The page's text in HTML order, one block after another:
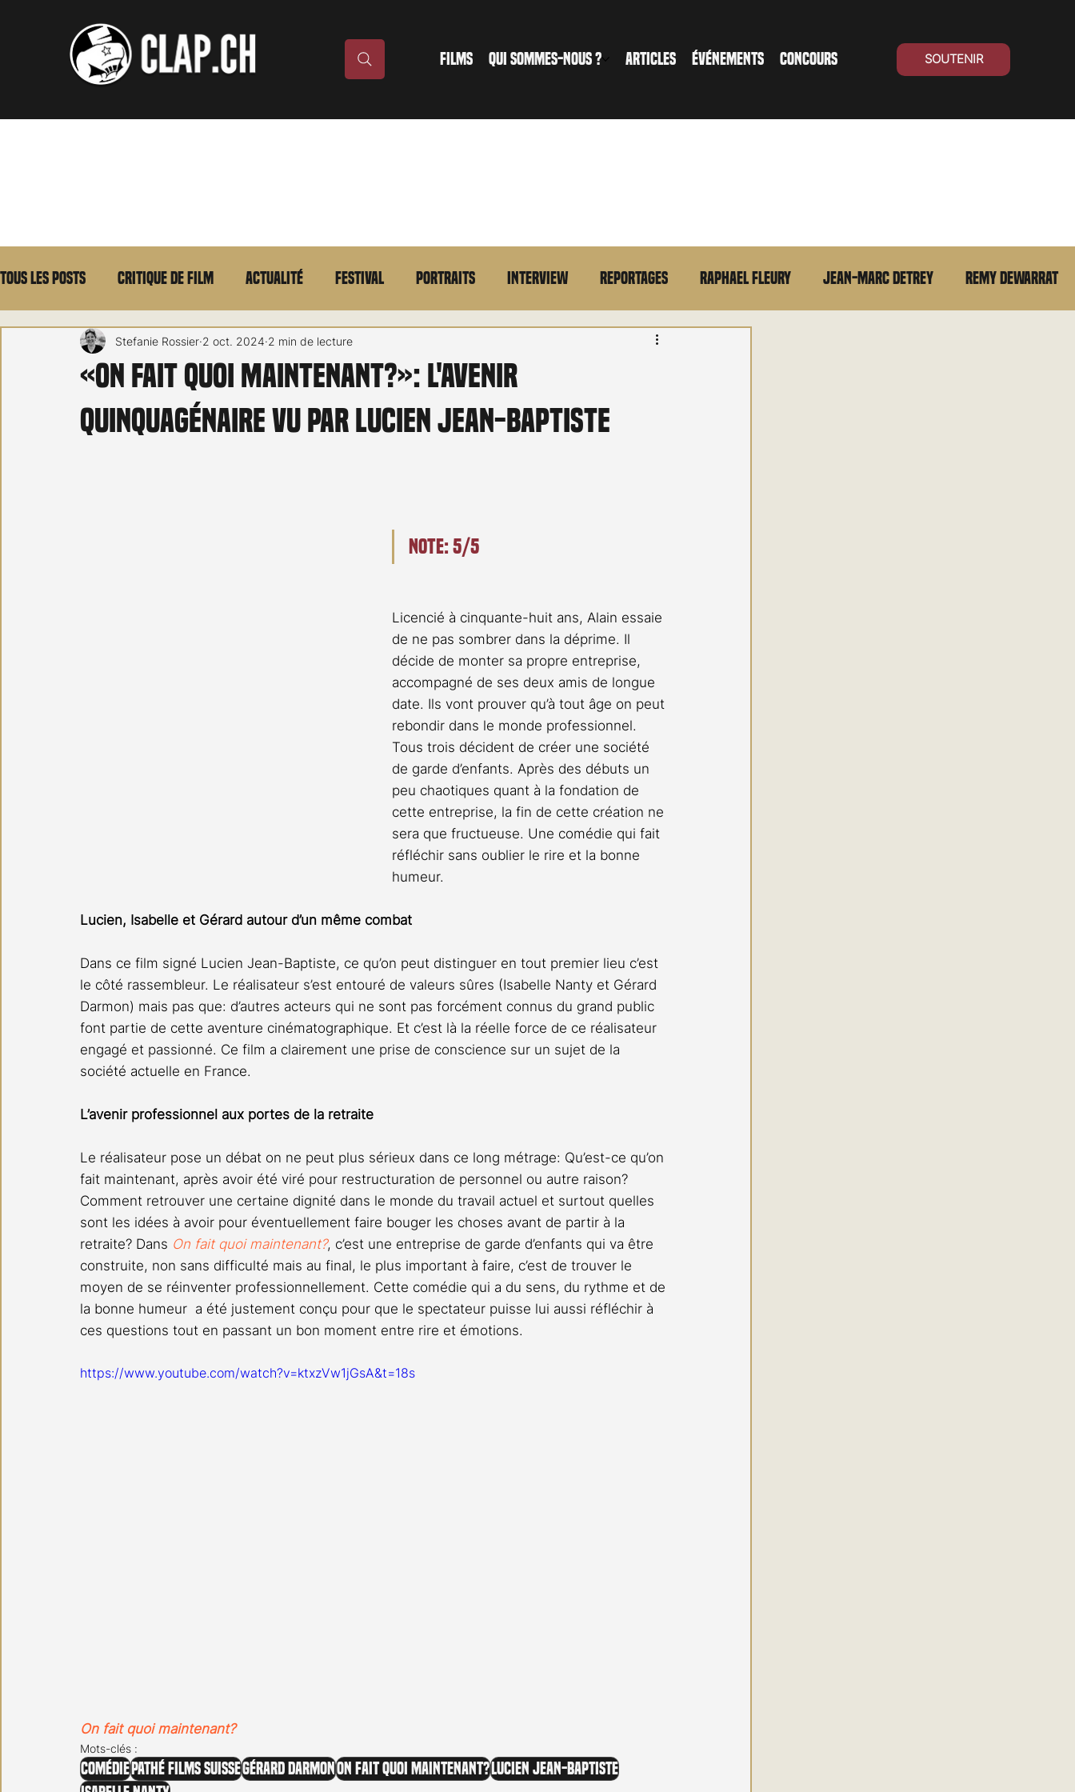
FILMS QUI SOMMES-NOUS ? ARTICLES ÉVÉNEMENTS CONCOURS SOUTENIR
Tous les posts Critique de film Actualité Festival Portraits Interview Reportages Raphael Fleury Jean-Marc Detrey Remy Dewarrat
Max Borg Laurent Scherlen Memento En bref
Carnet noir Open Air Série TV Stéfanie Rossier Streaming Stefanie Rossier
«On fait quoi maintenant?»: L'avenir
quinquagénaire vu par Lucien Jean-Baptiste
Stefanie Rossier 2 oct. 2024 2 min de lecture
Note: 5/5
Licencié à cinquante-huit ans, Alain essaie
de ne pas sombrer dans la déprime. Il
décide de monter sa propre entreprise,
accompagné de ses deux amis de longue
date. Ils vont prouver qu’à tout âge on peut
rebondir dans le monde professionnel.
Tous trois décident de créer une société
de garde d’enfants. Après des débuts un
peu chaotiques quant à la fondation de
cette entreprise, la fin de cette création ne
sera que fructueuse. Une comédie qui fait
réfléchir sans oublier le rire et la bonne
humeur.
Lucien, Isabelle et Gérard autour d’un même combat
Dans ce film signé Lucien Jean-Baptiste, ce qu’on peut distinguer en tout premier lieu c’est
le côté rassembleur. Le réalisateur s’est entouré de valeurs sûres (Isabelle Nanty et Gérard
Darmon) mais pas que: d’autres acteurs qui ne sont pas forcément connus du grand public
font partie de cette aventure cinématographique. Et c’est là la réelle force de ce réalisateur
engagé et passionné. Ce film a clairement une prise de conscience sur un sujet de la
société actuelle en France.
L’avenir professionnel aux portes de la retraite
Le réalisateur pose un débat on ne peut plus sérieux dans ce long métrage: Qu’est-ce qu’on
fait maintenant, après avoir été viré pour restructuration de personnel ou autre raison?
Comment retrouver une certaine dignité dans le monde du travail actuel et surtout quelles
sont les idées à avoir pour éventuellement faire bouger les choses avant de partir à la
retraite? Dans On fait quoi maintenant?, c’est une entreprise de garde d’enfants qui va être
construite, non sans difficulté mais au final, le plus important à faire, c’est de trouver le
moyen de se réinventer professionnellement. Cette comédie qui a du sens, du rythme et de
la bonne humeur  a été justement conçu pour que le spectateur puisse lui aussi réfléchir à
ces questions tout en passant un bon moment entre rire et émotions.
https://www.youtube.com/watch?v=ktxzVw1jGsA&t=18s
On fait quoi maintenant?
Mots-clés :
Comédie Pathé Films SuisseGérard DarmonOn fait quoi maintenant? Lucien Jean-Baptiste